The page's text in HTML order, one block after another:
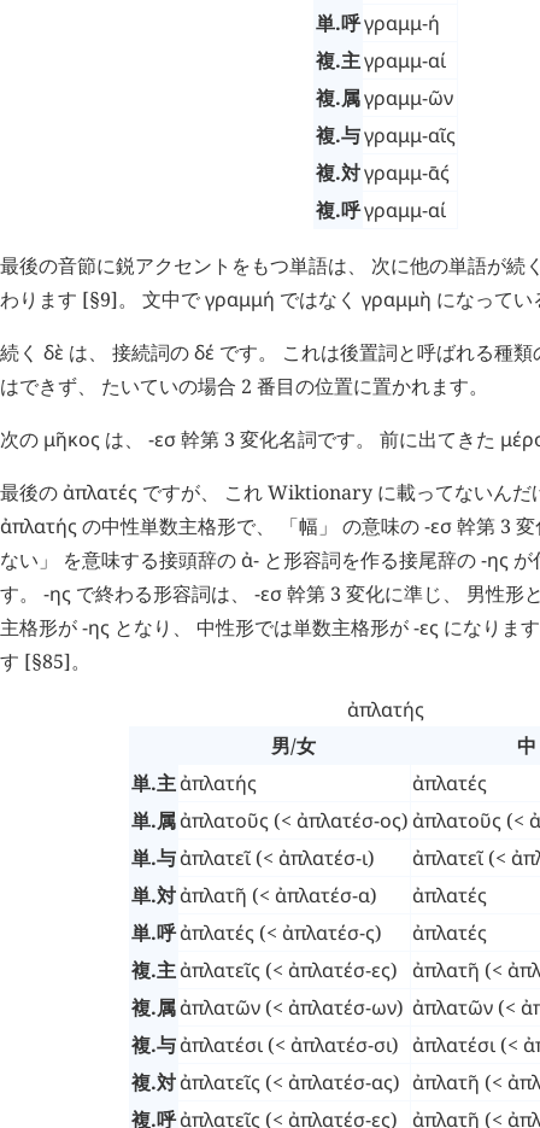
単.呼γραμμ-ή
複.主γραμμ-αί
複.属γραμμ-ῶν
複.与γραμμ-αῖς
複.対γραμμ-ᾱ´
ς
複.呼γραμμ-αί
最後の音節に鋭アクセントをもつ単語は、 次に他の単語が続
わります [§9]。 文中でγραμμή ではなく γραμμὴ になってい
続く δὲ は、 接続詞のδέ です。 これは後置詞と呼ばれる種
はできず、 たいていの場合 2 番目の位置に置かれます。
次の μῆκος は、 -εσ幹第 3 変化名詞です。 前に出てきた
最後の ἀπλατές ですが、 これ Wiktionary に載ってないんだ
ἀπλατής の中性単数主格形で、 「幅」 の意味の-εσ幹第 3
ない」 を意味する接頭辞の ἀ- と形容詞を作る接尾辞の-ης が
す。 -ης で終わる形容詞は、 -εσ幹第 3 変化に準じ、 男性形
主格形が-ης となり、 中性形では単数主格形が-ες になりま
す [§85]。
ἀπλατής
男/女
中
単.主 ἀπλατής
ἀπλατές
単.属 ἀπλατοῦς (< ἀπλατέσ-ος) ἀπλατοῦς (<
単.与 ἀπλατεῖ(< ἀπλατέσ-ι) ἀπλατεῖ(<
単.対 ἀπλατῆ (< ἀπλατέσ-α)
ἀπλατές
単.呼 ἀπλατές (< ἀπλατέσ-ς)
ἀπλατές
複.主 ἀπλατεῖς (< ἀπλατέσ-ες) ἀπλατῆ (<
複.属 ἀπλατῶν(< ἀπλατέσ-ων) ἀπλατῶν(<
複.与 ἀπλατέσι(< ἀπλατέσ-σι) ἀπλατέσι(<
複.対 ἀπλατεῖς (< ἀπλατέσ-ας) ἀπλατῆ (<
複.呼 ἀπλατεῖς (< ἀπλατέσ-ες) ἀπλατῆ (<